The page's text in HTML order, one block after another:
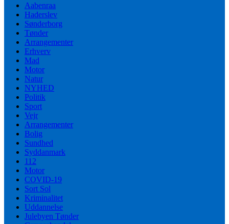
Aabenraa
Haderslev
Sønderborg
Tønder
Arrangementer
Erhverv
Mad
Motor
Natur
NYHED
Politik
Sport
Vejr
Arrangementer
Bolig
Sundhed
Syddanmark
112
Motor
COVID-19
Sort Sol
Kriminalitet
Uddannelse
Julebyen Tønder